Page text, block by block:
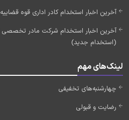
آخرین اخبار استخدام کادر اداری قوه قضاییه 1405 (به زودی)
(استخدام جدید)
لینک‌های مهم
چهارشنبه‌های تخفیفی
رضایت و قبولی